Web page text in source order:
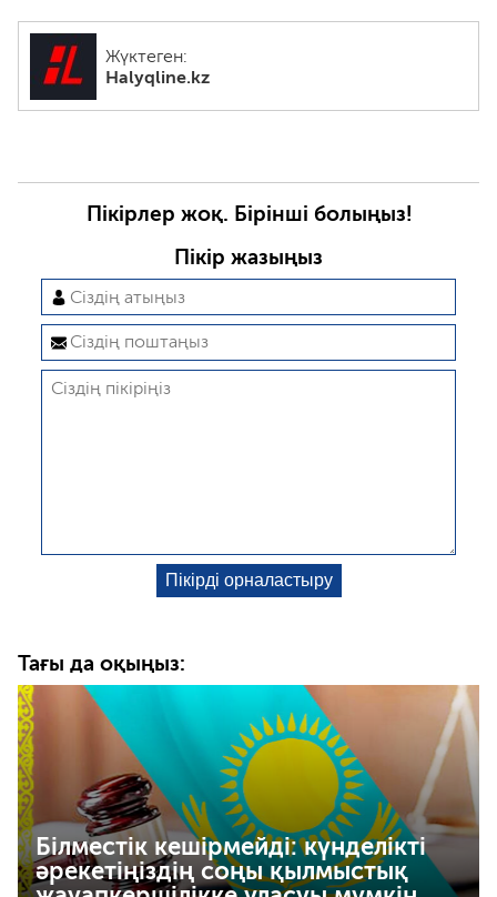
Жүктеген:
Halyqline.kz
Пікірлер жоқ. Бірінші болыңыз!
Пікір жазыңыз
Тағы да оқыңыз:
Білместік кешірмейді: күнделікті
әрекетіңіздің соңы қылмыстық